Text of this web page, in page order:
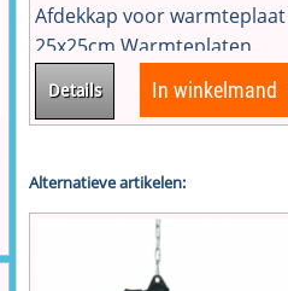
Afdekkap voor warmteplaat
25x25cm Warmteplaten...
Details In winkelmand
Alternatieve artikelen: